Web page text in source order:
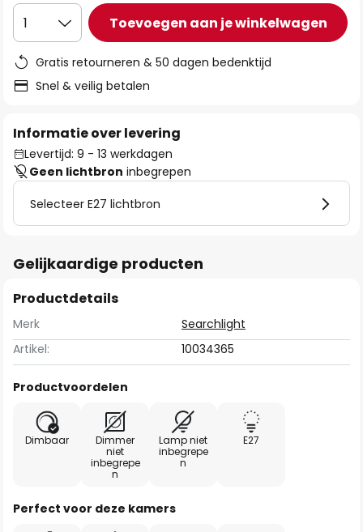
1 Toevoegen aan je winkelwagen
Gratis retourneren & 50 dagen bedenktijd
Snel & veilig betalen
Informatie over levering
Levertijd: 9 - 13 werkdagen
Geen lichtbron inbegrepen
Selecteer E27 lichtbron
Gelijkaardige producten
Productdetails
Merk
Searchlight
Artikel:
10034365
Productvoordelen
Dimbaar
Dimmer
niet
inbegrepe
n
Lamp niet
inbegrepe
n
E27
Perfect voor deze kamers